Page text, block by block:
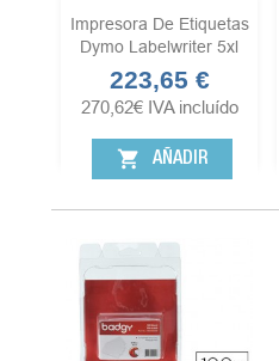
Impresora De Etiquetas
Dymo Labelwriter 5xl
Precio
223,65 €
270,62€ IVA incluído
shopping_cart AÑADIR